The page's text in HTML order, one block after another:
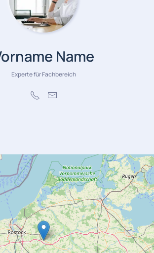
Name
Experte für Fachbereich